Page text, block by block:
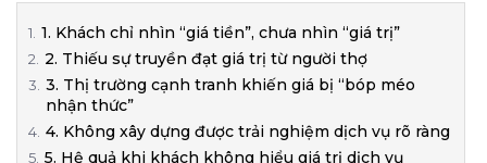
1. Khách chỉ nhìn “giá tiền”, chưa nhìn “giá trị”
2. Thiếu sự truyền đạt giá trị từ người thợ
3. Thị trường cạnh tranh khiến giá bị “bóp méo
nhận thức”
4. Không xây dựng được trải nghiệm dịch vụ rõ ràng
5. Hệ quả khi khách không hiểu giá trị dịch vụ